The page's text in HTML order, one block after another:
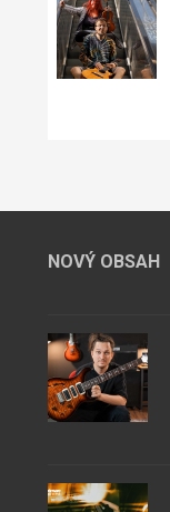
NOVÝ OBSAH